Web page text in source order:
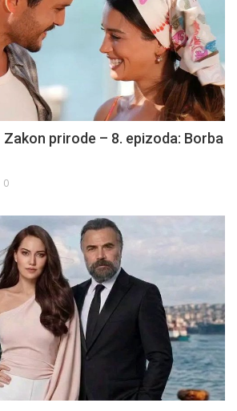
Zakon prirode – 8. epizoda: Borba
0